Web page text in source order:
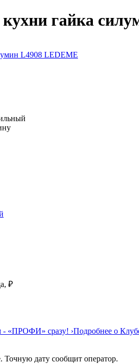
гайка
₽
- «ПРОФИ» сразу! ›Подробнее о
Точную дату сообщит оператор.